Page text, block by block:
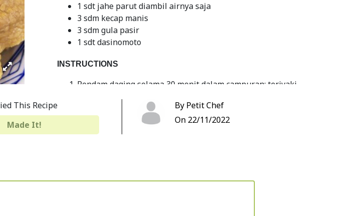
1 sdt jahe parut diambil airnya saja
3 sdm kecap manis
3 sdm gula pasir
1 sdt dasinomoto
INSTRUCTIONS
Rendam daging selama 30 menit dalam campuran: teriyaki
Panaskan 2 sm minyak di dlm wajan
Goreng bw Bombay & bw putih sampai layu, angkat dari wajan
This Recipe
Made It!
By Petit Chef
On 22/11/2022